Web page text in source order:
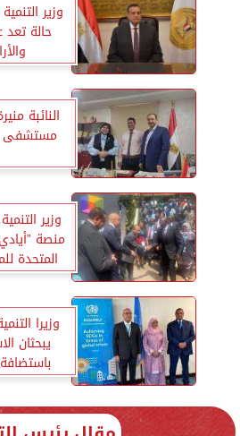
حالة تعد
النائبة
مستشفى
وزير
منصة
المتحدة
وزيرا
يبحثان